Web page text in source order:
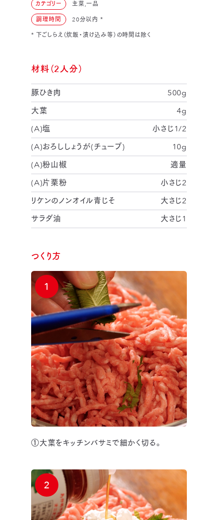
カテゴリー 主菜,一品
調理時間 20分以内 *
* 下ごしらえ（炊飯・漬け込み等）の時間は除く
材料（2人分）
豚ひき肉
500g
大葉
4g
(A)塩
小さじ1/2
(A)おろししょうが(チューブ)
10g
(A)粉山椒
適量
(A)片栗粉
小さじ2
リケンのノンオイル青じそ
大さじ2
サラダ油
大さじ1
つくり方
①大葉をキッチンバサミで細かく切る。
1
2